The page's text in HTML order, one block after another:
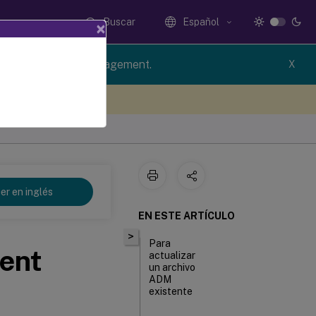
Buscar Español
of Profile Management. X
en inglés
>
EN ESTE ARTÍCULO
Para
actualizar
un archivo
ADM
existente
×